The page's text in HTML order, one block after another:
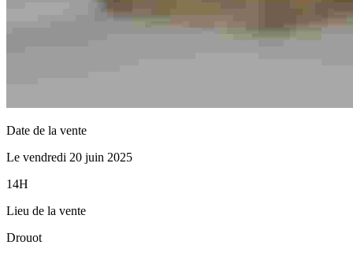
Date de la vente
Le vendredi 20 juin 2025
14H
Lieu de la vente
Drouot